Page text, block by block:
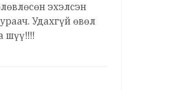
эхэлсэн
Удахгүй өвөл
шүү!!!!